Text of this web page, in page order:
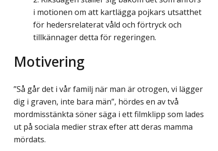
i motionen om att kartlägga pojkars utsatthet
för hedersrelaterat våld och förtryck och
tillkännager detta för regeringen.
Motivering
”Så går det i vår familj när man är otrogen, vi lägger
dig i graven, inte bara män”, hördes en av två
mordmisstänkta söner säga i ett filmklipp som lades
ut på sociala medier strax efter att deras mamma
mördats.